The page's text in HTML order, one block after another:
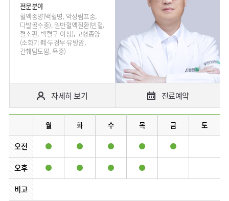
전문분야
혈액종양(백혈병, 악성림프종,
다발골수종), 일반혈액질환(빈혈,
혈소판, 백혈구 이상), 고형종양
(소화기·폐·두경부·유방암,
간췌담도암, 육종)
자세히 보기 진료예약
월 화 수 목 금 토
오전
오후
비고